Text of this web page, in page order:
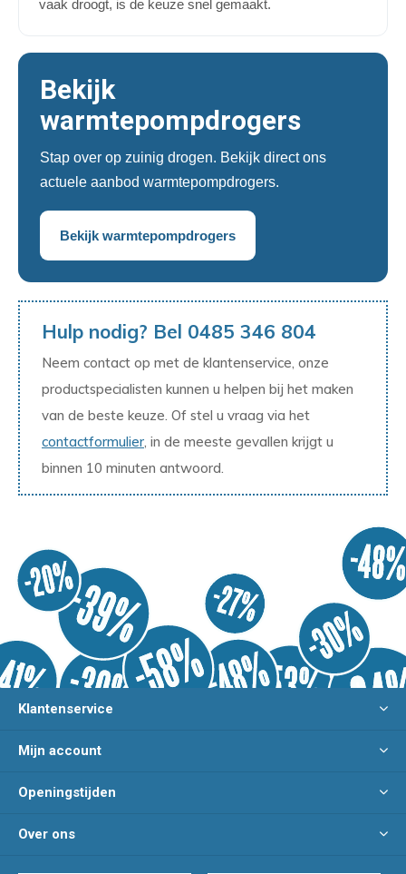
vaak droogt, is de keuze snel gemaakt.
Bekijk
warmtepompdrogers
Stap over op zuinig drogen. Bekijk direct ons
actuele aanbod warmtepompdrogers.
Bekijk warmtepompdrogers
Hulp nodig? Bel 0485 346 804
Neem contact op met de klantenservice, onze
productspecialisten kunnen u helpen bij het maken
van de beste keuze. Of stel u vraag via het
contactformulier, in de meeste gevallen krijgt u
binnen 10 minuten antwoord.
Klantenservice
Mijn account
Openingstijden
Over ons